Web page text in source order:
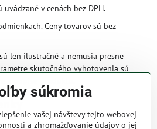
v cenách bez DPH.
Ceny tovarov sú bez
len ilustračné a nemusia presne
skutočného vyhotovenia sú
súkromia
vašej návštevy tejto webovej
a zhromažďovanie údajov o jej